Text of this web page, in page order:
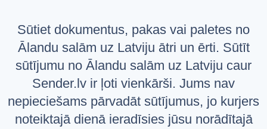
help_circle Atbalsts
Jautājumi un atbildes
VALODA
Latviešu
Русский
Sūtiet dokumentus, pakas vai paletes no
Ālandu salām uz Latviju ātri un ērti. Sūtīt
sūtījumu no Ālandu salām uz Latviju caur
Sender.lv ir ļoti vienkārši. Jums nav
nepieciešams pārvadāt sūtījumus, jo kurjers
noteiktajā dienā ieradīsies jūsu norādītajā